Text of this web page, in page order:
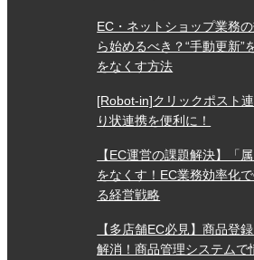
EC・ネットショップ業務
ら始めるべき？“手動更新”
をなくす方法
[Robot-in]クリックポスト
り状連携を便利に！
【EC運営の課題解決】「
をなくす！EC業務効率化
る経営戦略
【多店舗EC必見】商品登
解消！商品管理システムで